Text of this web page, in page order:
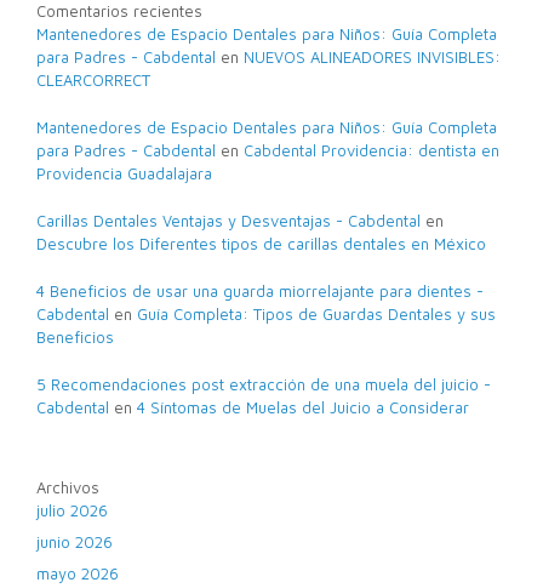
Comentarios recientes
Mantenedores de Espacio Dentales para Niños: Guía Completa
para Padres - Cabdental en NUEVOS ALINEADORES INVISIBLES:
CLEARCORRECT
Mantenedores de Espacio Dentales para Niños: Guía Completa
para Padres - Cabdental en Cabdental Providencia: dentista en
Providencia Guadalajara
Carillas Dentales Ventajas y Desventajas - Cabdental en
Descubre los Diferentes tipos de carillas dentales en México
4 Beneficios de usar una guarda miorrelajante para dientes -
Cabdental en Guía Completa: Tipos de Guardas Dentales y sus
Beneficios
5 Recomendaciones post extracción de una muela del juicio -
Cabdental en 4 Síntomas de Muelas del Juicio a Considerar
Archivos
julio 2026
junio 2026
mayo 2026